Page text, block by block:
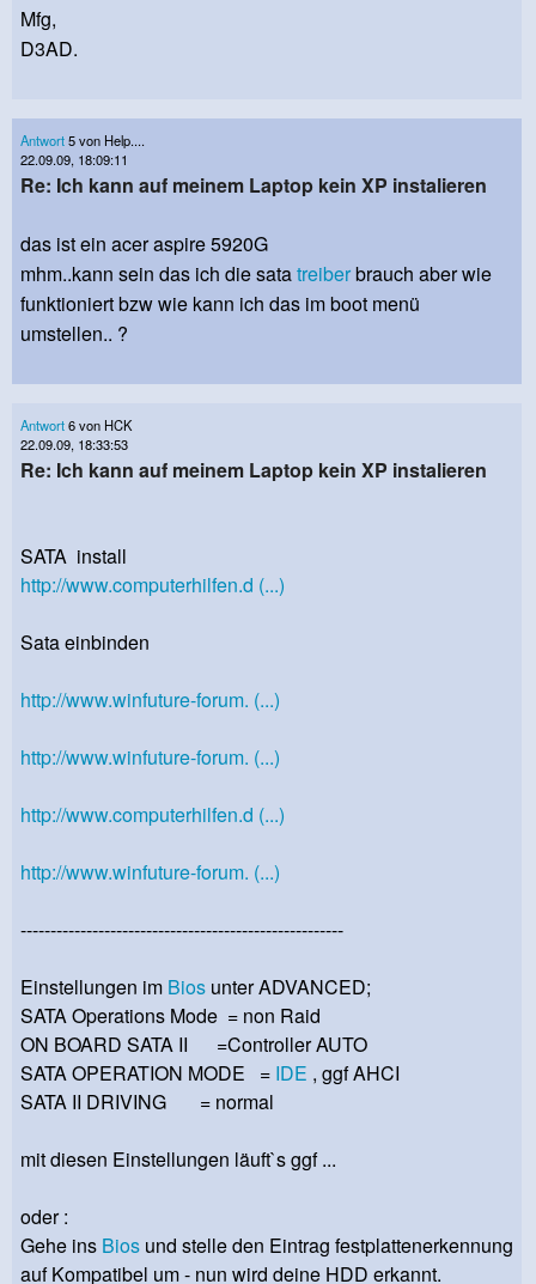
Mfg,
D3AD.
Antwort5 von Help....
22.09.09, 18:09:11
Re: Ich kann auf meinem Laptop kein XP instalieren
das ist ein acer aspire 5920G
mhm..kann sein das ich die satatreiberbrauch aber wie
funktioniert bzw wie kann ich das im boot menü
umstellen.. ?
Antwort6 von HCK
22.09.09, 18:33:53
Re: Ich kann auf meinem Laptop kein XP instalieren
SATA install
http://www.computerhilfen.d (...)
Sata einbinden
http://www.winfuture-forum. (...)
http://www.winfuture-forum. (...)
http://www.computerhilfen.d (...)
http://www.winfuture-forum. (...)
------------------------------------------------------
Einstellungen im Bios unter ADVANCED;
SATA Operations Mode = non Raid
ON BOARD SATA II =Controller AUTO
SATA OPERATION MODE = IDE , ggf AHCI
SATA II DRIVING = normal
mit diesen Einstellungen läuft`s ggf ...
oder :
Gehe ins Bios und stelle den Eintrag festplattenerkennung
auf Kompatibel um - nun wird deine HDD erkannt.